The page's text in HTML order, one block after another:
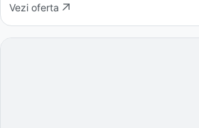
Vezi oferta